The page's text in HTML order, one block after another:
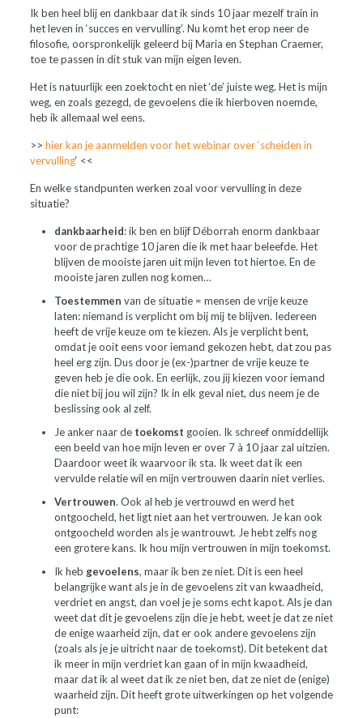
Ik ben heel blij en dankbaar dat ik sinds 10 jaar mezelf train in
het leven in ‘succes en vervulling’. Nu komt het erop neer de
filosofie, oorspronkelijk geleerd bij Maria en Stephan Craemer,
toe te passen in dit stuk van mijn eigen leven.
Het is natuurlijk een zoektocht en niet ‘de’ juiste weg. Het is mijn
weg, en zoals gezegd, de gevoelens die ik hierboven noemde,
heb ik allemaal wel eens.
>> hier kan je aanmelden voor het webinar over ‘scheiden in
vervulling‘ <<
En welke standpunten werken zoal voor vervulling in deze
situatie?
dankbaarheid: ik ben en blijf Déborrah enorm dankbaar
voor de prachtige 10 jaren die ik met haar beleefde. Het
blijven de mooiste jaren uit mijn leven tot hiertoe. En de
mooiste jaren zullen nog komen…
Toestemmen van de situatie = mensen de vrije keuze
laten: niemand is verplicht om bij mij te blijven. Iedereen
heeft de vrije keuze om te kiezen. Als je verplicht bent,
omdat je ooit eens voor iemand gekozen hebt, dat zou pas
heel erg zijn. Dus door je (ex-)partner de vrije keuze te
geven heb je die ook. En eerlijk, zou jij kiezen voor iemand
die niet bij jou wil zijn? Ik in elk geval niet, dus neem je de
beslissing ook al zelf.
Je anker naar de toekomst gooien. Ik schreef onmiddellijk
een beeld van hoe mijn leven er over 7 à 10 jaar zal uitzien.
Daardoor weet ik waarvoor ik sta. Ik weet dat ik een
vervulde relatie wil en mijn vertrouwen daarin niet verlies.
Vertrouwen. Ook al heb je vertrouwd en werd het
ontgoocheld, het ligt niet aan het vertrouwen. Je kan ook
ontgoocheld worden als je wantrouwt. Je hebt zelfs nog
een grotere kans. Ik hou mijn vertrouwen in mijn toekomst.
Ik heb gevoelens, maar ik ben ze niet. Dit is een heel
belangrijke want als je in de gevoelens zit van kwaadheid,
verdriet en angst, dan voel je je soms echt kapot. Als je dan
weet dat dit je gevoelens zijn die je hebt, weet je dat ze niet
de enige waarheid zijn, dat er ook andere gevoelens zijn
(zoals als je je uitricht naar de toekomst). Dit betekent dat
ik meer in mijn verdriet kan gaan of in mijn kwaadheid,
maar dat ik al weet dat ik ze niet ben, dat ze niet de (enige)
waarheid zijn. Dit heeft grote uitwerkingen op het volgende
punt: